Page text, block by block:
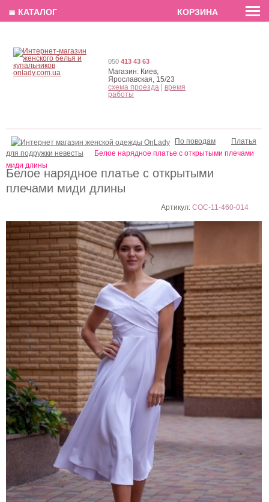
EN РУС
Белое нарядное платье с открытыми
плечами миди длины
Артикул:COC-11-460-014
По поводам
Платья
для подружки невесты
Белое нарядное платье с открытыми плечами
миди длины
050 413 43 63
Магазин: Киев,
Ярославская, 15/23
схема проезда
время
работы
≣ КАТАЛОГ КОРЗИНА